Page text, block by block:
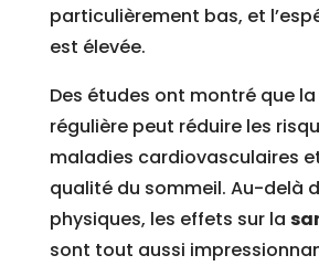
particulièrement bas, et
est élevée.
Des études ont montré que la
régulière peut réduire les
maladies cardiovasculaires
qualité du sommeil. Au-delà
physiques, les effets sur la
sont tout aussi